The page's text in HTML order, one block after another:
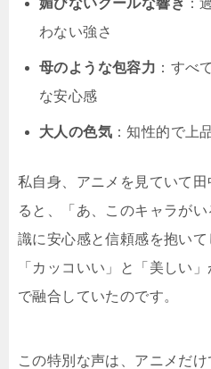
媚びないクールな響き ：
わない強さ
母のような包容力 ：すべ
な安心感
大人の色気 ：知性的で上
私自身、アニメを見ていて田
ると、「あ、このキャラが
識に安心感と信頼感を抱いて
「カッコいい」と「美しい
で融合していたのです。
この特別な声は、アニメだ